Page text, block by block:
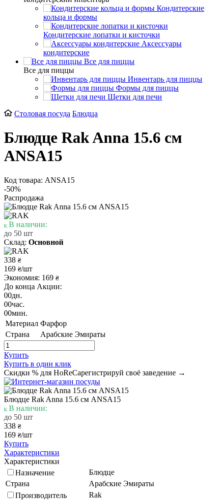
Кондитерские
кольца и формы
Кондитерские лопатки и кисточки
Аксессуары
кондитерские
Все для пиццы
Все для пиццы
Инвентарь для пиццы
Формы для пиццы
Щетки для печи
Столовая посуда Блюдца
Блюдце Rak Anna 15.6 см
ANSA15
Код товара: ANSA15
-50%
Распродажа
В наличии:
до 50 шт
Склад: Основной
338 ₴
169 ₴/шт
Экономия: 169 ₴
До конца Акции:
00дн.
00час.
00мин.
Материал Фарфор
Страна
Арабские Эмираты
Купить
Купить в один клик
Скидки % для HoReCaрегистрируй своё заведение →
Блюдце Rak Anna 15.6 см ANSA15
В наличии:
до 50 шт
338 ₴
169 ₴/шт
Купить
Характеристики
Характеристики
Назначение
Блюдце
Страна
Арабские Эмираты
Производитель
Rak